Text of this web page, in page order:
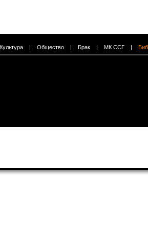
Культура | Общество | Брак | МК ССГ |